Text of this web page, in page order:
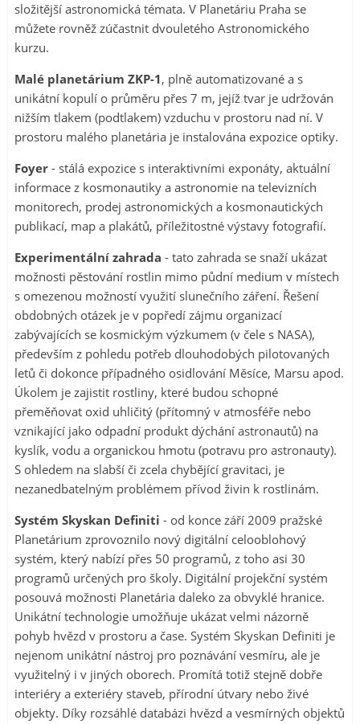
složitější astronomická témata. V Planetáriu Praha se
můžete rovněž zúčastnit dvouletého Astronomického
kurzu.
Malé planetárium ZKP-1, plně automatizované a s
unikátní kopulí o průměru přes 7 m, jejíž tvar je udržován
nižším tlakem (podtlakem) vzduchu v prostoru nad ní. V
prostoru malého planetária je instalována expozice optiky.
Foyer - stálá expozice s interaktivními exponáty, aktuální
informace z kosmonautiky a astronomie na televizních
monitorech, prodej astronomických a kosmonautických
publikací, map a plakátů, příležitostné výstavy fotografií.
Experimentální zahrada - tato zahrada se snaží ukázat
možnosti pěstování rostlin mimo půdní medium v místech
s omezenou možností využití slunečního záření. Řešení
obdobných otázek je v popředí zájmu organizací
zabývajících se kosmickým výzkumem (v čele s NASA),
především z pohledu potřeb dlouhodobých pilotovaných
letů či dokonce případného osidlování Měsíce, Marsu apod.
Úkolem je zajistit rostliny, které budou schopné
přeměňovat oxid uhličitý (přítomný v atmosféře nebo
vznikající jako odpadní produkt dýchání astronautů) na
kyslík, vodu a organickou hmotu (potravu pro astronauty).
S ohledem na slabší či zcela chybějící gravitaci, je
nezanedbatelným problémem přívod živin k rostlinám.
Systém Skyskan Definiti - od konce září 2009 pražské
Planetárium zprovoznilo nový digitální celooblohový
systém, který nabízí přes 50 programů, z toho asi 30
programů určených pro školy. Digitální projekční systém
posouvá možnosti Planetária daleko za obvyklé hranice.
Unikátní technologie umožňuje ukázat velmi názorně
pohyb hvězd v prostoru a čase. Systém Skyskan Definiti je
nejenom unikátní nástroj pro poznávání vesmíru, ale je
využitelný i v jiných oborech. Promítá totiž stejně dobře
interiéry a exteriéry staveb, přírodní útvary nebo živé
objekty. Díky rozsáhlé databázi hvězd a vesmírných objektů